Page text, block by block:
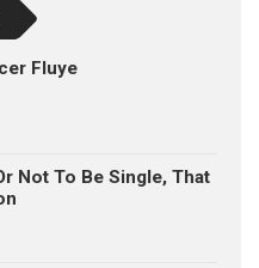
Fluye
Not To Be Single, That